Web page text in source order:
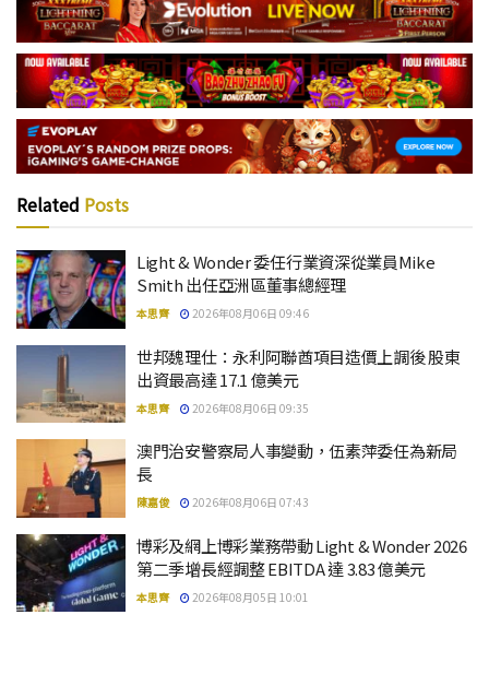
Related Posts
Light & Wonder 委任行業資深從業員Mike
Smith 出任亞洲區董事總經理
本思齊 2026年08月06日 09:46
世邦魏理仕：永利阿聯酋項目造價上調後 股東
出資最高達 17.1 億美元
本思齊 2026年08月06日 09:35
澳門治安警察局人事變動，伍素萍委任為新局
長
陳嘉俊 2026年08月06日 07:43
博彩及網上博彩業務帶動 Light & Wonder 2026
第二季增長經調整 EBITDA 達 3.83 億美元
本思齊 2026年08月05日 10:01